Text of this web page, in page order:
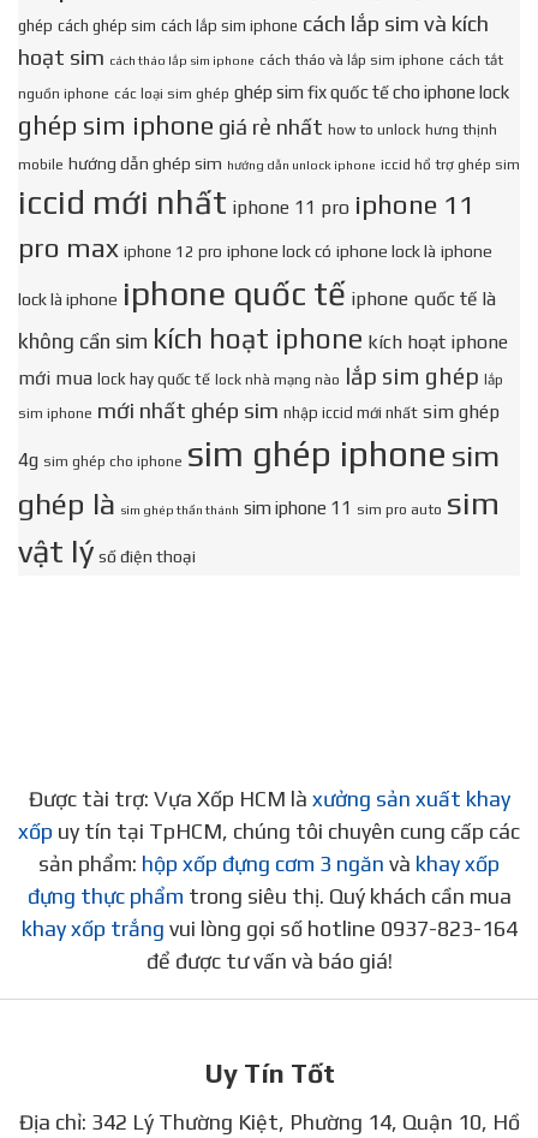
ghép cách ghép sim cách lắp sim iphone cách lắp sim và kích
hoạt sim cách tháo lắp sim iphone cách tháo và lắp sim iphone cách tắt
nguồn iphone các loại sim ghép ghép sim fix quốc tế cho iphone lock
ghép sim iphone giá rẻ nhất how to unlock hưng thịnh
mobile hướng dẫn ghép sim hướng dẫn unlock iphone iccid hổ trợ ghép sim
iccid mới nhất iphone 11 pro iphone 11
pro max iphone 12 pro iphone lock có iphone lock là iphone
lock là iphone iphone quốc tế iphone quốc tế là
không cần sim kích hoạt iphone kích hoạt iphone
mới mua lock hay quốc tế lock nhà mạng nào lắp sim ghép lắp
sim iphone mới nhất ghép sim nhập iccid mới nhất sim ghép
4g sim ghép cho iphone sim ghép iphone sim
ghép là sim ghép thần thánh sim iphone 11 sim pro auto sim
vật lý số điện thoại
Được tài trợ: Vựa Xốp HCM là xưởng sản xuất khay
xốp uy tín tại TpHCM, chúng tôi chuyên cung cấp các
sản phẩm: hộp xốp đựng cơm 3 ngăn và khay xốp
đựng thực phẩm trong siêu thị. Quý khách cần mua
khay xốp trắng vui lòng gọi số hotline 0937-823-164
để được tư vấn và báo giá!
Uy Tín Tốt
Địa chỉ: 342 Lý Thường Kiệt, Phường 14, Quận 10, Hồ